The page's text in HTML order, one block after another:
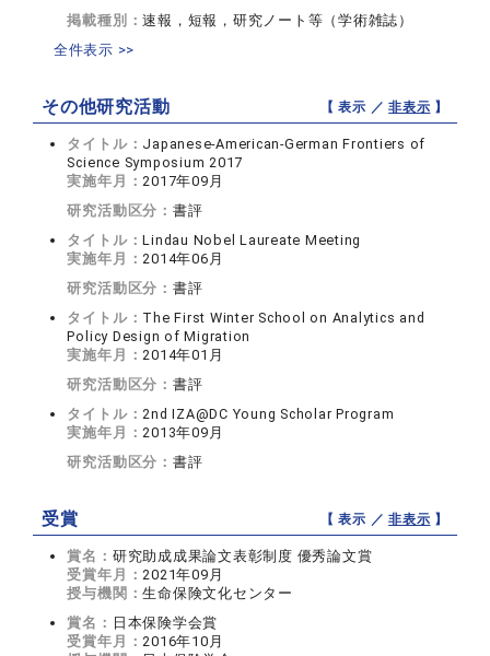
掲載種別：速報，短報，研究ノート等（学術雑誌）
全件表示 >>
その他研究活動 【 表示 ／非表示 】
タイトル： Japanese-American-German Frontiers of
Science Symposium 2017
実施年月：2017年09月
研究活動区分： 書評
タイトル：Lindau Nobel Laureate Meeting
実施年月：2014年06月
研究活動区分： 書評
タイトル： The First Winter School on Analytics and
Policy Design of Migration
実施年月：2014年01月
研究活動区分： 書評
タイトル：2nd IZA@DC Young Scholar Program
実施年月：2013年09月
研究活動区分： 書評
受賞 【 表示 ／非表示 】
賞名： 研究助成成果論文表彰制度 優秀論文賞
受賞年月：2021年09月
授与機関：生命保険文化センター
賞名： 日本保険学会賞
受賞年月：2016年10月